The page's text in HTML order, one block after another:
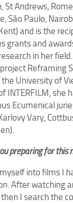
St Andrews,
São Paulo,
and is the
grants and
in her
Reframing
University of
INTERFILM, she
Ecumenical
Vary,
preparing for this
into films I
After watching
I search the